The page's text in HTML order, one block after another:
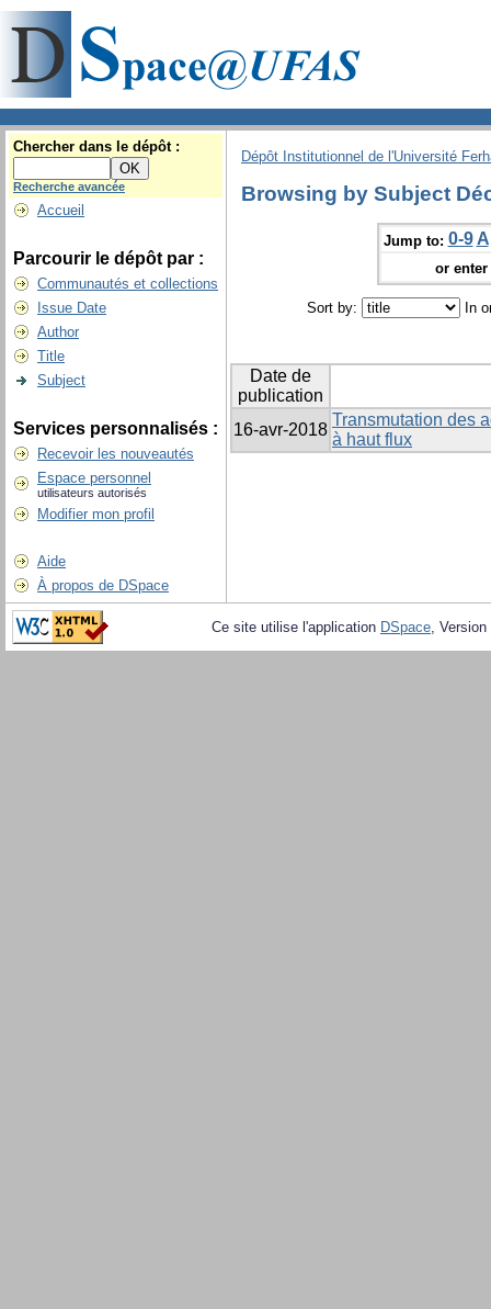
Chercher dans le dépôt :
Recherche avancée
Accueil
Parcourir le dépôt par :
Communautés et collections
Issue Date
Author
Title
Subject
Services personnalisés :
Recevoir les nouveautés
Espace personnel
utilisateurs autorisés
Modifier mon profil
Aide
À propos de DSpace
Dépôt Institutionnel de l'Université
Browsing by Subject
Jump to: 0-9 A
or
Sort by: In
Date de
publication
16-avr-2018
Transmutation des
à haut flux
Ce site utilise l'application DSpace,